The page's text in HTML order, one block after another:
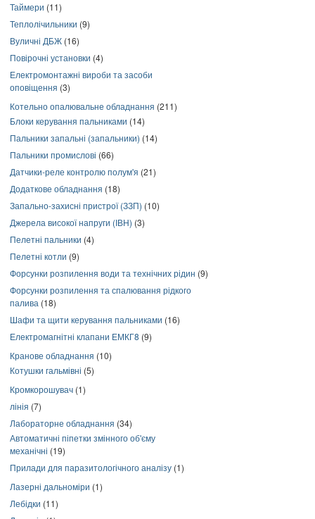
Таймери (11)
Теплолічильники (9)
Вуличні ДБЖ (16)
Повірочні установки (4)
Електромонтажні вироби та засоби
оповіщення (3)
Котельно опалювальне обладнання (211)
Блоки керування пальниками (14)
Пальники запальні (запальники) (14)
Пальники промислові (66)
Датчики-реле контролю полум'я (21)
Додаткове обладнання (18)
Запально-захисні пристрої (ЗЗП) (10)
Джерела високої напруги (ІВН) (3)
Пелетні пальники (4)
Пелетні котли (9)
Форсунки розпилення води та технічних рідин (9)
Форсунки розпилення та спалювання рідкого
палива (18)
Шафи та щити керування пальниками (16)
Електромагнітні клапани ЕМКГ8 (9)
Кранове обладнання (10)
Котушки гальмівні (5)
Кромкорошувач (1)
лінія (7)
Лабораторне обладнання (34)
Автоматичні піпетки змінного об'єму
механічні (19)
Прилади для паразитологічного аналізу (1)
Лазерні дальноміри (1)
Лебідки (11)